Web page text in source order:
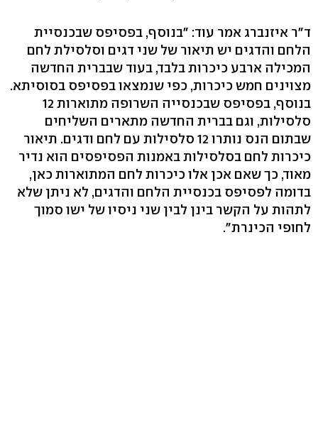
ד"ר איזנברג אמר עוד: "בנוסף, בפסיפס שבכנסיית
הלחם והדגים יש תיאור של שני דגים וסלסילת לחם
המכילה ארבע כיכרות בלבד, בעוד שבברית החדשה
מצוינים חמש כיכרות, כפי שנמצאו בפסיפס בסוסיתא.
בנוסף, בפסיפס שבכנסייה השרופה מתוארות 12
סלסילות, וגם בברית החדשה מתארים השליחים
שבתום הנס נותרו 12 סלסילות עם לחם ודגים. תיאור
כיכרות לחם בסלסילות באמנות הפסיפסים הוא נדיר
מאוד, כך שאם אכן אלו כיכרות לחם המתוארות כאן,
בדומה לפסיפס בכנסיית הלחם והדגים, לא ניתן שלא
לתהות על הקשר בינן לבין שני ניסיו של ישו סמוך
לחופי הכינרת".